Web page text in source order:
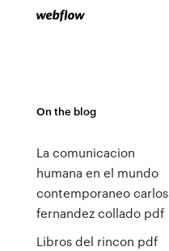
On the blog
La comunicacion
humana en el mundo
contemporaneo carlos
fernandez collado pdf
Libros del rincon pdf